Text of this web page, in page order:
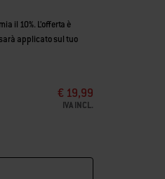
il 10%. L’offerta è
applicato sul tuo
€ 19,99
IVA INCL.